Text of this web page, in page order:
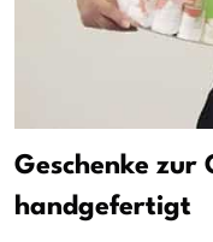
Geschenke zur
handgefertigt